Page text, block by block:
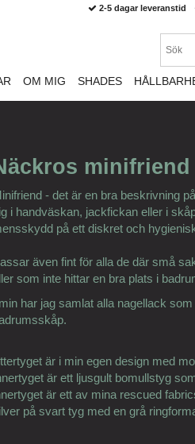
- det är en bra beskrivning
i handväskan, jackfickan eller i
på ett diskret och
även fint för alla de där små
som inte hittar en bra plats i
har jag samlat alla nagellack
är i min egen design med
är ett ljusgult bomullstyg
är ett av mina rescued
på svart tyg med en grå
2-5 dagar leveranstid
OM MIG SHADES